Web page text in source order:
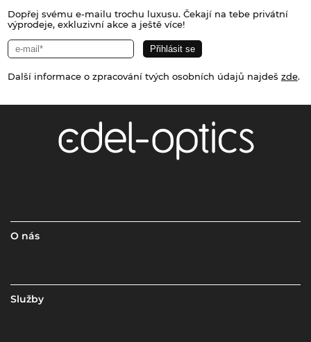
Dopřej svému e-mailu trochu luxusu. Čekají na tebe privátní
výprodeje, exkluzivní akce a ještě více!
Další informace o zpracování tvých osobních údajů najdeš zde.
O nás
Služby